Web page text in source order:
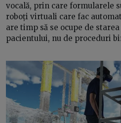
vocală, prin care formularele
roboți virtuali care fac
are timp să se ocupe de
pacientului, nu de proceduri